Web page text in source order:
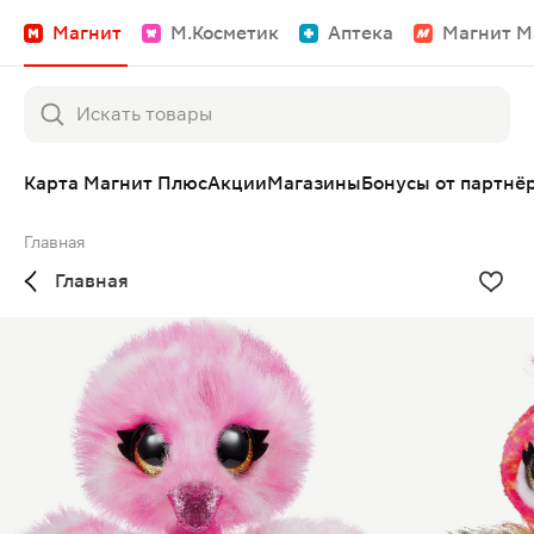
Магнит М.Косметик Аптека Магнит
Карта Магнит ПлюсАкцииМагазиныБонусы от
Главная
Главная